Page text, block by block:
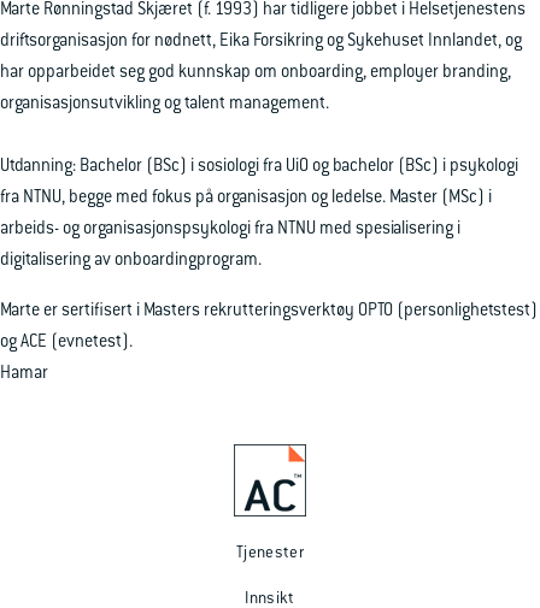
Marte Rønningstad Skjæret (f. 1993) har tidligere jobbet i Helsetjenestens
driftsorganisasjon for nødnett, Eika Forsikring og Sykehuset Innlandet, og
har opparbeidet seg god kunnskap om onboarding, employer branding,
organisasjonsutvikling og talent management.
Utdanning: Bachelor (BSc) i sosiologi fra UiO og bachelor (BSc) i psykologi
fra NTNU, begge med fokus på organisasjon og ledelse. Master (MSc) i
arbeids- og organisasjonspsykologi fra NTNU med spesialisering i
digitalisering av onboardingprogram.
Marte er sertifisert i Masters rekrutteringsverktøy OPTO (personlighetstest)
og ACE (evnetest).
Hamar
Tjenester
Innsikt